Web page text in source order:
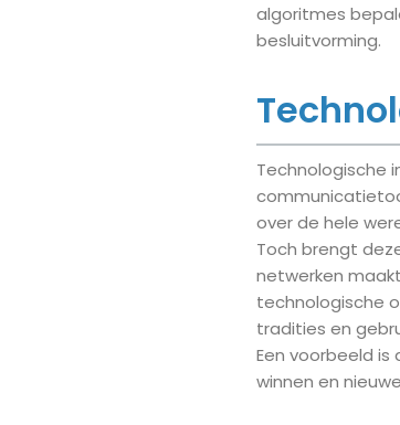
algoritmes
besluitvorming.
Technologische
over de hele
Toch brengt
netwerken
technologische
tradities en
Een voorbeeld
winnen en